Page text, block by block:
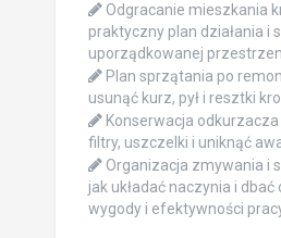
Odgracanie mieszkania
praktyczny plan działania i
uporządkowanej
Plan sprzątania po
usunąć kurz, pył i resztki
Konserwacja odkurzacza
filtry, uszczelki i uniknąć
Organizacja zmywania i
jak układać naczynia i
wygody i efektywności